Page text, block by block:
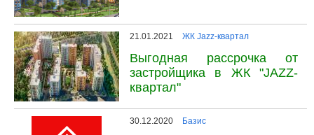
21.01.2021 ЖК Jazz-квартал
Выгодная рассрочка от
застройщика в ЖК "JAZZ-
квартал"
30.12.2020 Базис